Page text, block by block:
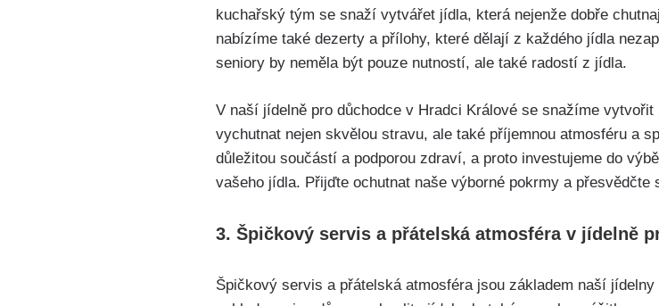
kuchařský tým se snaží vytvářet jídla, která nejenže dobře
nabízíme také dezerty a přílohy, které dělají z každého jídla
seniory by neměla být pouze nutností, ale také radostí z jídla.
V naší jídelně pro důchodce v Hradci Králové se snažíme
vychutnat nejen skvělou stravu, ale také příjemnou atmosféru a
důležitou součástí a podporou zdraví, a proto investujeme do
vašeho jídla. Přijďte ochutnat naše výborné pokrmy a přesvědčte
3. Špičkový servis a přátelská atmosféra v jídelně
Špičkový servis a přátelská atmosféra jsou základem naší